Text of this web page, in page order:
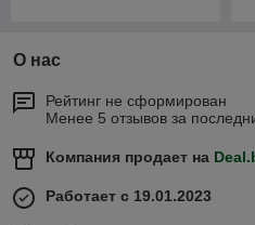
О нас
Рейтинг не сформирован
Менее 5 отзывов за
Компания продает на
Работает с 19.01.2023